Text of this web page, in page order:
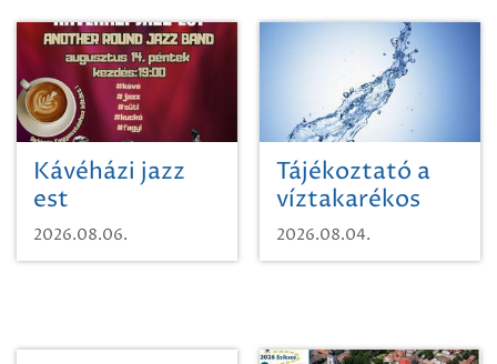
Kávéházi jazz
est
2026.08.06.
Tájékoztató a
víztakarékos
vízhasználatról
2026.08.04.